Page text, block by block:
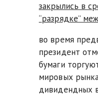
закрылись в
“разрядке”
во время
президент
бумаги
мировых
дивидендных